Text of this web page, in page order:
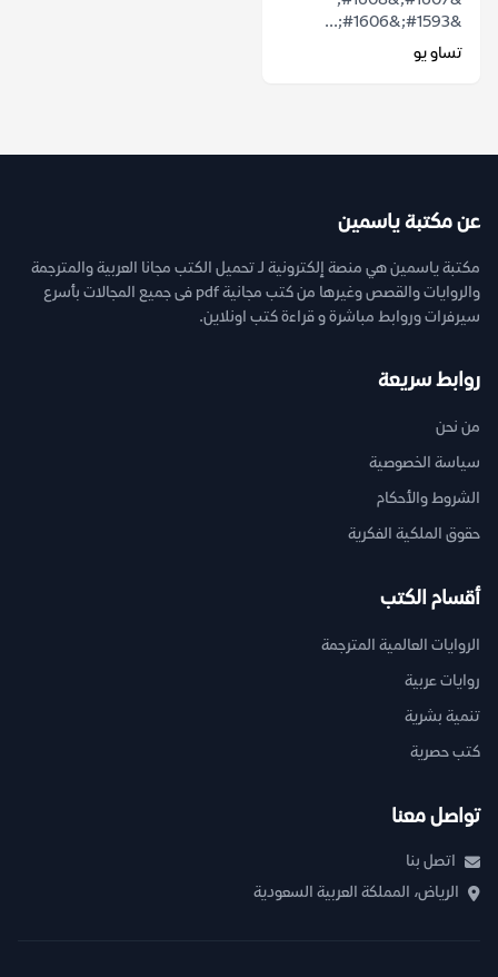
&#1593;&#1606;...
تساو يو
عن مكتبة ياسمين
مكتبة ياسمين هي منصة إلكترونية لـ تحميل الكتب مجانا العربية والمترجمة
والروايات والقصص وغيرها من كتب مجانية pdf فى جميع المجالات بأسرع
سيرفرات وروابط مباشرة و قراءة كتب اونلاين.
روابط سريعة
من نحن
سياسة الخصوصية
الشروط والأحكام
حقوق الملكية الفكرية
أقسام الكتب
الروايات العالمية المترجمة
روايات عربية
تنمية بشرية
كتب حصرية
تواصل معنا
اتصل بنا
الرياض، المملكة العربية السعودية